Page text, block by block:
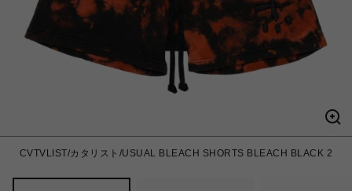
CVTVLIST/カタリスト/USUAL BLEACH SHORTS BLEACH BLACK 2